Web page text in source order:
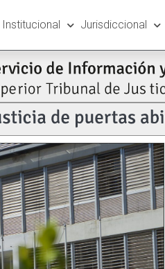
Institucional Jurisdiccional